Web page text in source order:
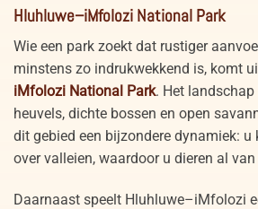
Hluhluwe–iMfolozi National Park
Wie een park zoekt dat rustiger
minstens zo indrukwekkend is, komt
iMfolozi National Park. Het
heuvels, dichte bossen en open
dit gebied een bijzondere dynamiek: u
over valleien, waardoor u dieren al
Daarnaast speelt Hluhluwe–iMfolozi